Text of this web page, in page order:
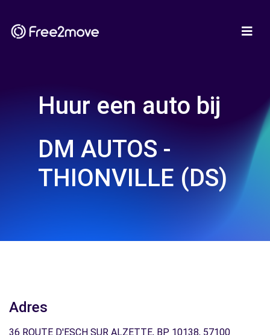
Huur een auto bij
DM AUTOS -
THIONVILLE (DS)
Adres
36 ROUTE D'ESCH SUR ALZETTE, BP 10138, 57100